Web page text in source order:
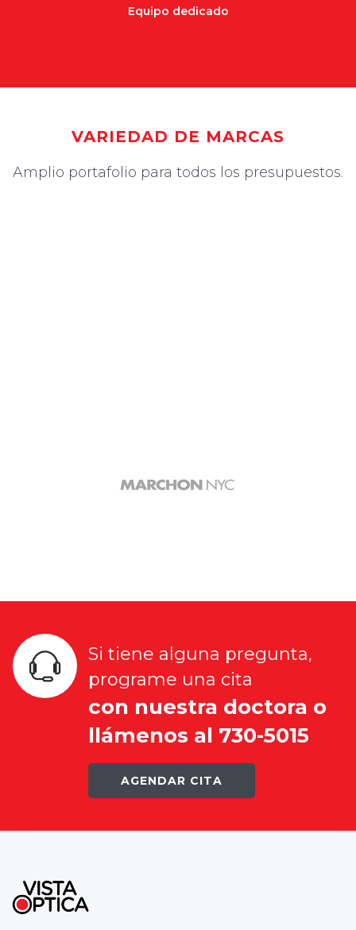
Equipo dedicado
VARIEDAD DE MARCAS
Amplio portafolio para todos los presupuestos.
Si tiene alguna pregunta,
programe una cita
con nuestra doctora o
llámenos al 730-5015
AGENDAR CITA